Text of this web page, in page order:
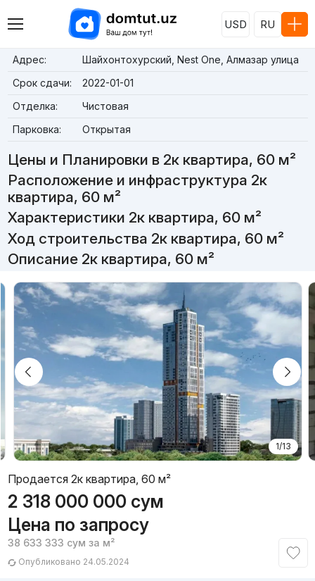
USD RU
Адрес:
Шайхонтохурский, Nest One, Алмазар улица
Срок сдачи:
2022-01-01
Отделка:
Чистовая
Парковка:
Открытая
Цены и Планировки в 2к квартира, 60 м²
Расположение и инфраструктура 2к
квартира, 60 м²
Характеристики 2к квартира, 60 м²
Ход строительства 2к квартира, 60 м²
Описание 2к квартира, 60 м²
1/13
Продается 2к квартира, 60 м²
2 318 000 000 сум
Цена по запросу
38 633 333 сум за м²
Опубликовано 24.05.2024